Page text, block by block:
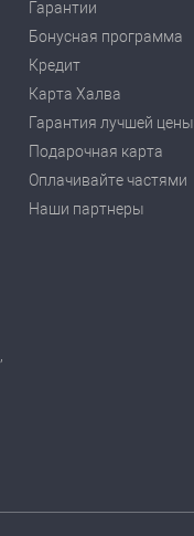
Гарантии
Бонусная программа
Кредит
Карта Халва
Гарантия лучшей цены
Подарочная карта
Оплачивайте частями
Наши партнеры